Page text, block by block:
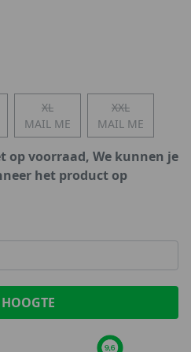
XL
MAIL ME
XXL
MAIL ME
op voorraad, We kunnen je
het product op